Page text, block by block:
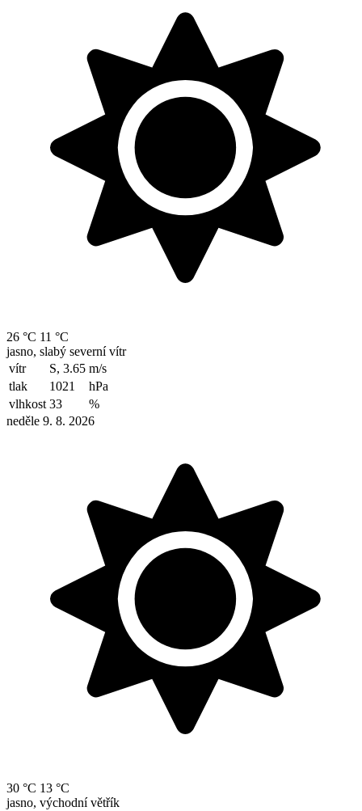
26 °C 11 °C
jasno, slabý severní vítr
vítr
S, 3.65 m/s
tlak
1021
hPa
vlhkost 33
%
neděle 9. 8. 2026
30 °C 13 °C
jasno, východní větřík